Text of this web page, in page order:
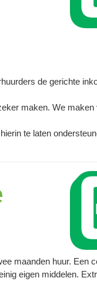
de gerichte
maken. We
te laten
maanden huur. Een
eigen middelen.